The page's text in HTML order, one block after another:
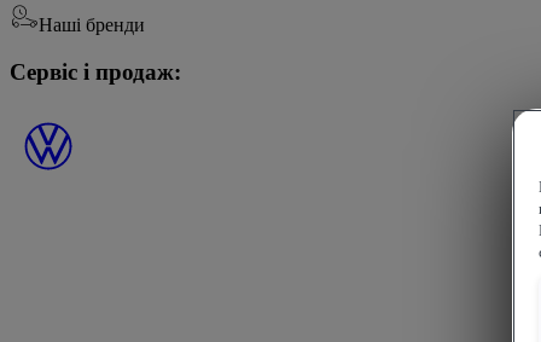
Наші бренди
Сервіс і продаж: